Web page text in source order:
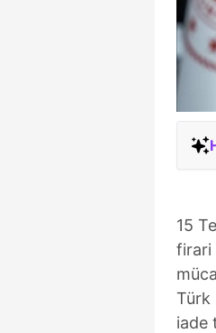
15
firari
Türk
iade